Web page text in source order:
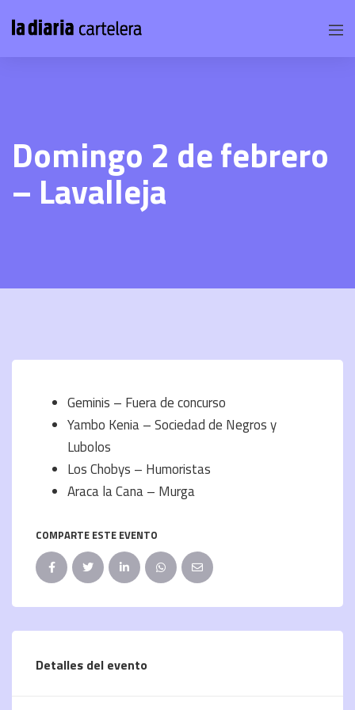
Domingo 2 de febrero
– Lavalleja
Geminis – Fuera de concurso
Yambo Kenia – Sociedad de Negros y
Lubolos
Los Chobys – Humoristas
Araca la Cana – Murga
COMPARTE ESTE EVENTO
Detalles del evento